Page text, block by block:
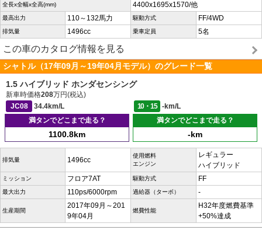
全長x全幅x全高(mm) 4400x1695x1570/他
最高出力 110～132馬力 駆動方式 FF/4WD
排気量 1496cc 乗車定員 5名
この車のカタログ情報を見る
シャトル（17年09月～19年04月モデル）のグレード一覧
1.5 ハイブリッド ホンダセンシング
新車時価格208万円(税込)
JC08
34.4km/L 10・15
-km/L
満タンでどこまで走る？
1100.8km
満タンでどこまで走る？
-km
排気量 1496cc
使用燃料
エンジン
レギュラー
ハイブリッド
ミッション フロア7AT 駆動方式 FF
最大出力 110ps/6000rpm 過給器（ターボ） -
生産期間
2017年09月～201
9年04月
燃費性能
H32年度燃費基準
+50%達成